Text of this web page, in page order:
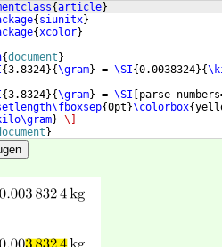
{article}
{ siunitx}
{xcolor}
{document }
{3.8324}{\gram} = \SI{0.0038324}{
{3.8324}{\gram} = \SI
parse-
{0pt }\colorbox{
} \]
}